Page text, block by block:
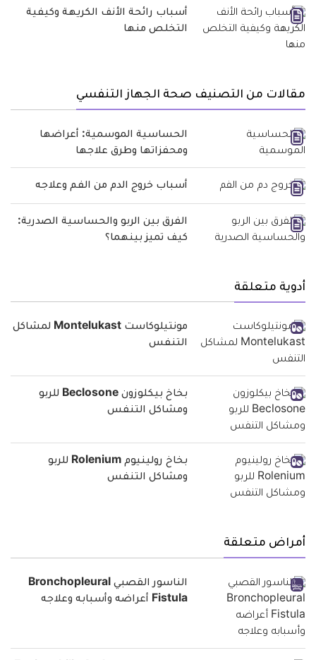
أسباب رائحة الأنف الكريهة وكيفية
التخلص منها
مقالات من التصنيف صحة الجهاز التنفسي
الحساسية الموسمية: أعراضها
ومحفزاتها وطرق علاجها
أسباب خروج الدم من الفم وعلاجه
الفرق بين الربو والحساسية الصدرية:
كيف تميز بينهما؟
أدوية متعلقة
مونتيلوكاست Montelukast لمشاكل
التنفس
بخاخ بيكلوزون Beclosone للربو
ومشاكل التنفس
بخاخ رولينيوم Rolenium للربو
ومشاكل التنفس
أمراض متعلقة
الناسور القصبي Bronchopleural
Fistula أعراضه وأسبابه وعلاجه